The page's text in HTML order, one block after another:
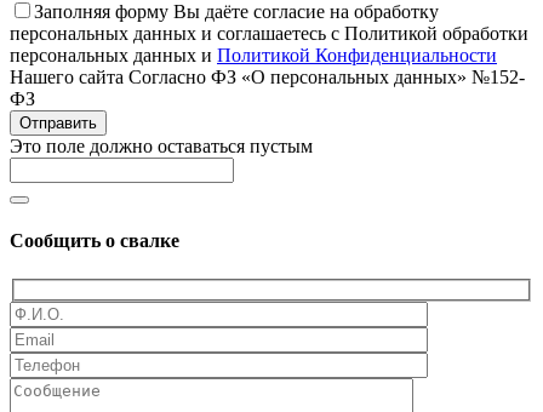
Заполняя форму Вы даёте согласие на обработку
персональных данных и соглашаетесь с Политикой обработки
персональных данных и Политикой Конфиденциальности
Нашего сайта Согласно ФЗ «О персональных данных» №152-
ФЗ
Отправить
Это поле должно оставаться пустым
Сообщить о свалке